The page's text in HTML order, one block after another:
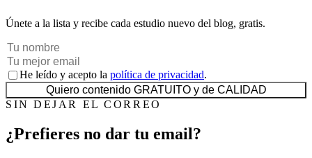
Únete a la lista y recibe cada estudio nuevo del blog, gratis.
He leído y acepto la política de privacidad.
Quiero contenido GRATUITO y de CALIDAD
SIN DEJAR EL CORREO
¿Prefieres no dar tu email?